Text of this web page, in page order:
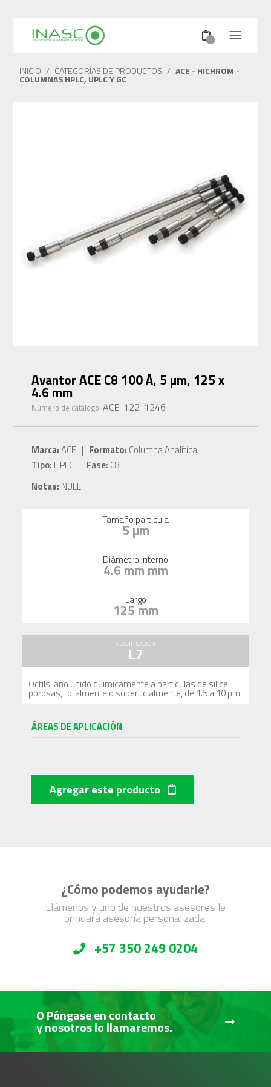
INICIO / CATEGORÍAS DE PRODUCTOS / ACE - HICHROM -
COLUMNAS HPLC, UPLC Y GC
Avantor ACE C8 100 Å, 5 µm, 125 x
4.6 mm
Número de catálogo:ACE-122-1246
Marca:ACE | Formato: Columna Analítica
Tipo: HPLC | Fase: C8
Notas: NULL
Tamaño particula
5 µm
Diámetro interno
4.6 mm mm
Largo
125 mm
CLASIFICACIÓN
L7
Octilsilano unido quimicamente a particulas de silice
porosas, totalmente o superficialmente, de 1.5 a 10 µm.
ÁREAS DE APLICACIÓN
Agregar este producto
¿Cómo podemos ayudarle?
Llámenos y uno de nuestros asesores le
brindará asesoría personalizada.
+57 350 249 0204
O Póngase en contacto
y nosotros lo llamaremos.